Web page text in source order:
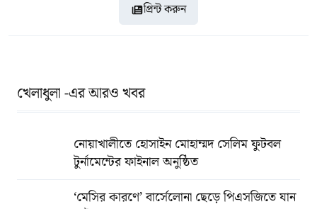
প্রিন্ট করুন
খেলাধুলা -এর আরও খবর
নোয়াখালীতে হোসাইন মোহাম্মদ সেলিম ফুটবল
টুর্নামেন্টের ফাইনাল অনুষ্ঠিত
‘মেসির কারণে’ বার্সেলোনা ছেড়ে পিএসজিতে যান